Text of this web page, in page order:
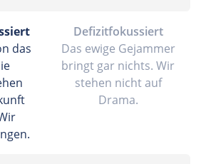
das
Defizitfokussiert
Das ewige Gejammer
bringt gar nichts. Wir
stehen nicht auf
Drama.